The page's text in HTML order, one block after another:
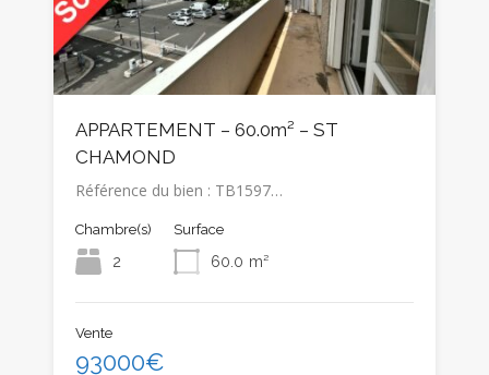
APPARTEMENT – 60.0m² – ST
CHAMOND
Référence du bien : TB1597…
Chambre(s)
2
Surface
60.0 m²
Vente
93000€